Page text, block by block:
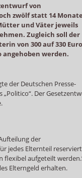
von
zwölf statt 14 Monate
und Väter jeweils
Zugleich soll der
von 300 auf 330 Euro
angehoben werden.
der Deutschen Presse-
Der
der
jedes Elternteil
flexibel aufgeteilt
Elterngeld erhalten.